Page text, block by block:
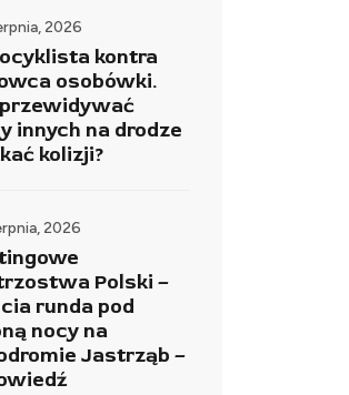
2026
kontra
osobówki.
innych na drodze
kolizji?
2026
Polski –
runda pod
nocy na
Jastrząb –